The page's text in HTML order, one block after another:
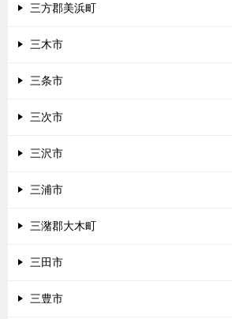
三方郡美浜町
三木市
三条市
三次市
三沢市
三浦市
三潴郡大木町
三田市
三豊市